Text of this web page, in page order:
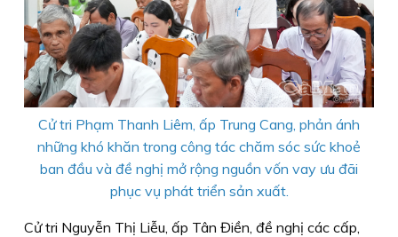
Cử tri Phạm Thanh Liêm, ấp Trung Cang, phản ánh
những khó khăn trong công tác chăm sóc sức khoẻ
ban đầu và đề nghị mở rộng nguồn vốn vay ưu đãi
phục vụ phát triển sản xuất.
Cử tri Nguyễn Thị Liễu, ấp Tân Điền, đề nghị các cấp,